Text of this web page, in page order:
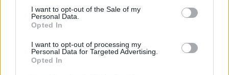
consent section.
I want to opt-out of the Sale of my
Personal Data.
Opted In
I want to opt-out of processing my
Personal Data for Targeted Advertising.
Opted In
Dermatite atopique : comment la combattre, photo : panthermedia
Traitement de la dermatite
atopique : combien le patient